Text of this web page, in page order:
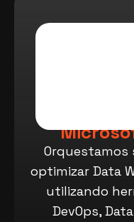
Orquestamos
optimizar Data
utilizando
DevOps,